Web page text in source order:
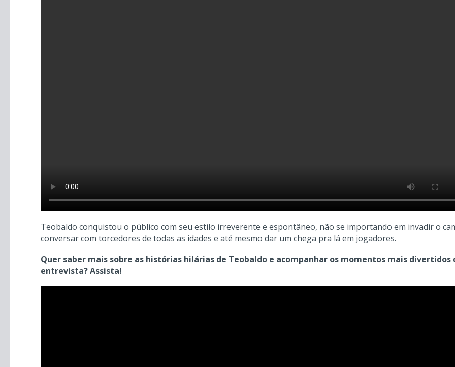
Teobaldo conquistou o público com seu estilo irreverente e espontâneo, não se importando em invadir o
conversar com torcedores de todas as idades e até mesmo dar um chega pra lá em jogadores.
Quer saber mais sobre as histórias hilárias de Teobaldo e acompanhar os momentos mais divertidos
entrevista? Assista!